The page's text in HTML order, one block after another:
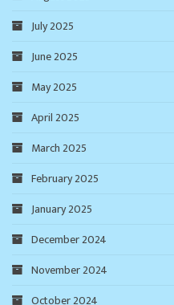
July 2025
June 2025
May 2025
April 2025
March 2025
February 2025
January 2025
December 2024
November 2024
October 2024